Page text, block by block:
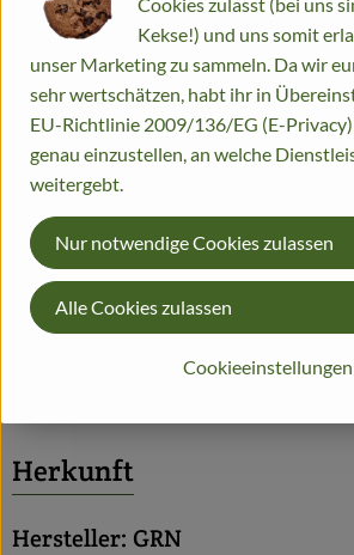
Produktinformationen
Zutaten
Nährwert-Info
Herkunft
Hersteller: GRN
Kekse!) und uns somit
unser Marketing zu sammeln. Da wir
sehr wertschätzen, habt ihr in
EU-Richtlinie 2009/136/EG (E-
genau einzustellen, an welche
weitergebt.
Cookieeinstellungen
Nur notwendige Cookies zulassen
Alle Cookies zulassen